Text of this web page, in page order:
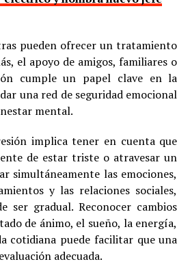
pueden ofrecer un tratamiento
el apoyo de amigos, familiares o
cumple un papel clave en la
una red de seguridad emocional
mental.
implica tener en cuenta que
de estar triste o atravesar un
simultáneamente las emociones,
y las relaciones sociales,
ser gradual. Reconocer cambios
de ánimo, el sueño, la energía,
cotidiana puede facilitar que una
adecuada.